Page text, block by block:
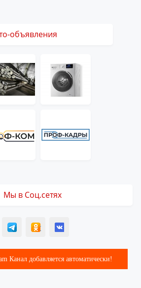
объявления
Мы в Соц.сетях
T ОК ВК
Канал добавляется автоматически!